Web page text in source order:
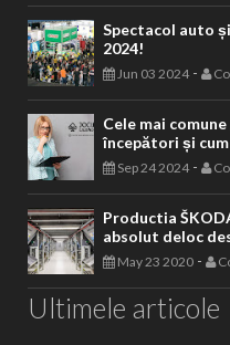
Spectacol auto
2024!
Jun 03 2024-
Cele mai
începători și
Sep 24 2024-
Productia
absolut deloc
May 23 2020 -
Ultimele articole